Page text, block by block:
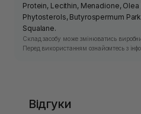
Protein, Lecithin, Menadione,
Phytosterols, Butyrospermum
Squalane.
Склад засобу може змінюватись
Перед використанням ознайомтесь з
Відгуки